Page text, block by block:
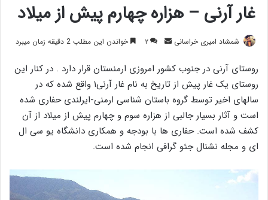
غار آرنی – هزاره چهارم پيش از ميلاد
شمشاد امیری خراسانی
ارسال۲ خواندن این مطلب 2 دقیقه زمان میبرد
روستای آرنی در جنوب کشور امروزی ارمنستان قرار دارد . در کنار این
روستای یک غار پیش از تاریخ به نام غار آرنی۱ واقع شده که در
سالهای اخیر توسط گروه باستان شناسی ارمنی-ایرلندی حفاری شده
است و آثار بسیار جالبی از هزاره سوم و چهارم پیش از میلاد از آن
کشف شده است. حفاری ها با بودجه و همکاری دانشگاه یو سی ال
ای و مجله نشنال جئو گرافی انجام شده است.